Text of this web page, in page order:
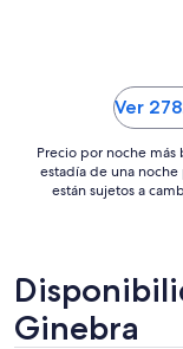
Ver
Precio por noche más
estadía de una
están sujetos a
Ginebra